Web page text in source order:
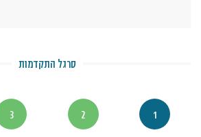
סרגל התקדמות
1
2
3